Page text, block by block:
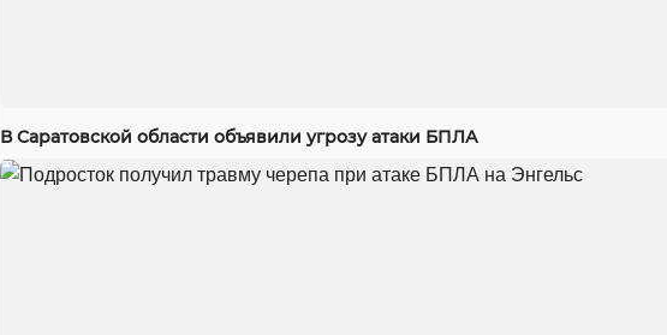
В Саратовской области объявили угрозу атаки БПЛА